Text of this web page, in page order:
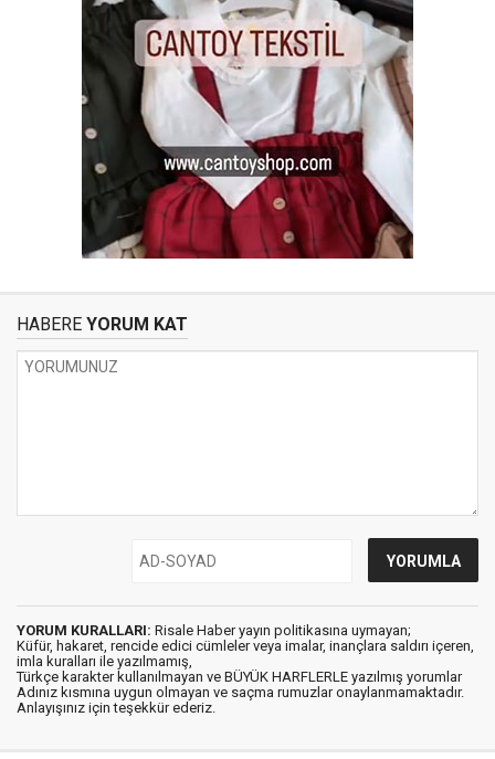
HABERE YORUM KAT
YORUM KURALLARI: Risale Haber yayın politikasına uymayan;
Küfür, hakaret, rencide edici cümleler veya imalar, inançlara saldırı içeren,
imla kuralları ile yazılmamış,
Türkçe karakter kullanılmayan ve BÜYÜK HARFLERLE yazılmış yorumlar
Adınız kısmına uygun olmayan ve saçma rumuzlar onaylanmamaktadır.
Anlayışınız için teşekkür ederiz.